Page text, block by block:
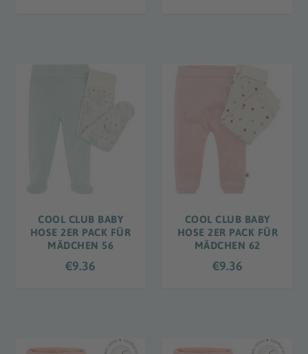
COOL CLUB BABY
HOSE 2ER PACK FÜR
MÄDCHEN 56
€9.36
COOL CLUB BABY
HOSE 2ER PACK FÜR
MÄDCHEN 62
€9.36